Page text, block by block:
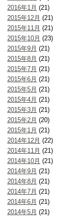
2016年1月 (21)
2015年12月 (21)
2015年11月 (21)
2015年10月 (23)
2015年9月 (21)
2015年8月 (21)
2015年7月 (21)
2015年6月 (21)
2015年5月 (21)
2015年4月 (21)
2015年3月 (21)
2015年2月 (20)
2015年1月 (21)
2014年12月 (22)
2014年11月 (21)
2014年10月 (21)
2014年9月 (21)
2014年8月 (21)
2014年7月 (21)
2014年6月 (21)
2014年5月 (21)